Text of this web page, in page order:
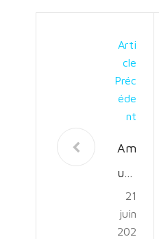
Arti
Cle
Préc
Éde
Nt
Am
use
me
nt
21
juin
202